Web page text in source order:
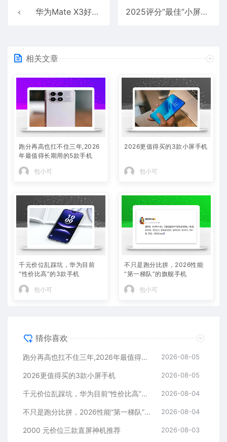
华为Mate X3好不好用 华为Mate X3全方位测评 2025评分“最佳”小屏手机
相关文章
跑分再高也扛不住三年,2026
年最值得长期用的5款手机
包小可
2026更值得买的3款小屏手机
包小可
千元价位乱踩坑，华为目前
“性价比高”的3款手机
包小可
不只是跑分比拼，2026性能
“第一梯队”的旗舰手机
包小可
猜你喜欢
跑分再高也扛不住三年,2026年最值得长期用的5款手机 2026-08-05
2026更值得买的3款小屏手机 2026-08-05
千元价位乱踩坑，华为目前“性价比高”的3款手机 2026-08-04
不只是跑分比拼，2026性能“第一梯队”的旗舰手机 2026-08-04
2000 元价位三款直屏神机推荐 2026-08-03